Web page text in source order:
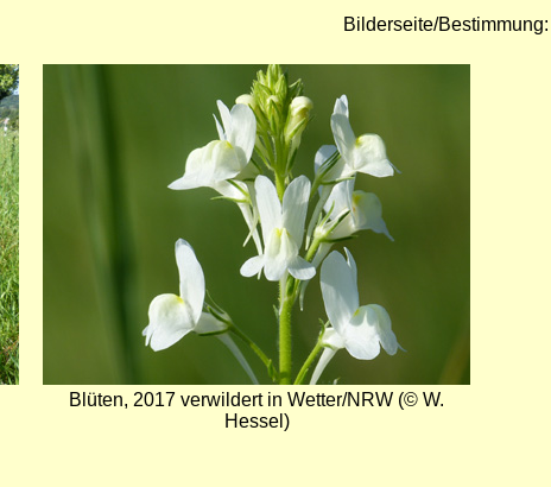
Bilderseite/Bestimmung:
Blüten, 2017 verwildert in Wetter/NRW (© W.
Hessel)